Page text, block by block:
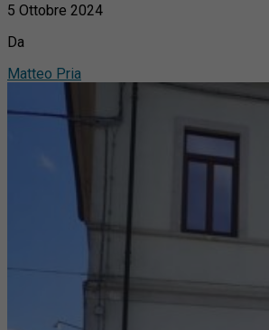
5 Ottobre 2024
Da
Matteo Pria